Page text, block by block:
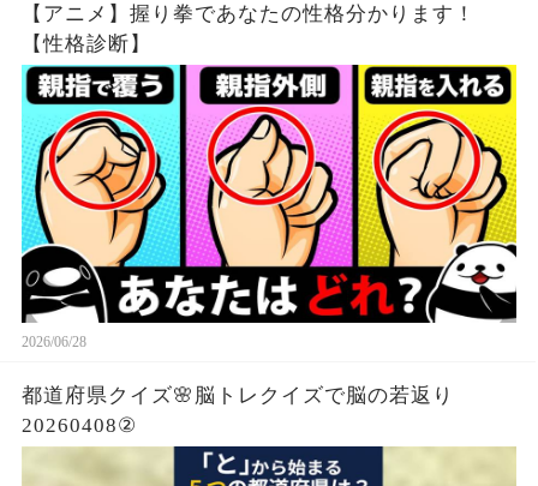
【アニメ】握り拳であなたの性格分かります！
【性格診断】
2026/06/28
都道府県クイズ🌸脳トレクイズで脳の若返り
20260408②